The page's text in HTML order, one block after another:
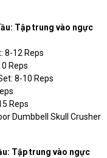
Tập trung vào ngực
8-12 Reps
Reps
8-10 Reps
Reps
Dumbbell Skull Crusher
Tập trung vào ngực